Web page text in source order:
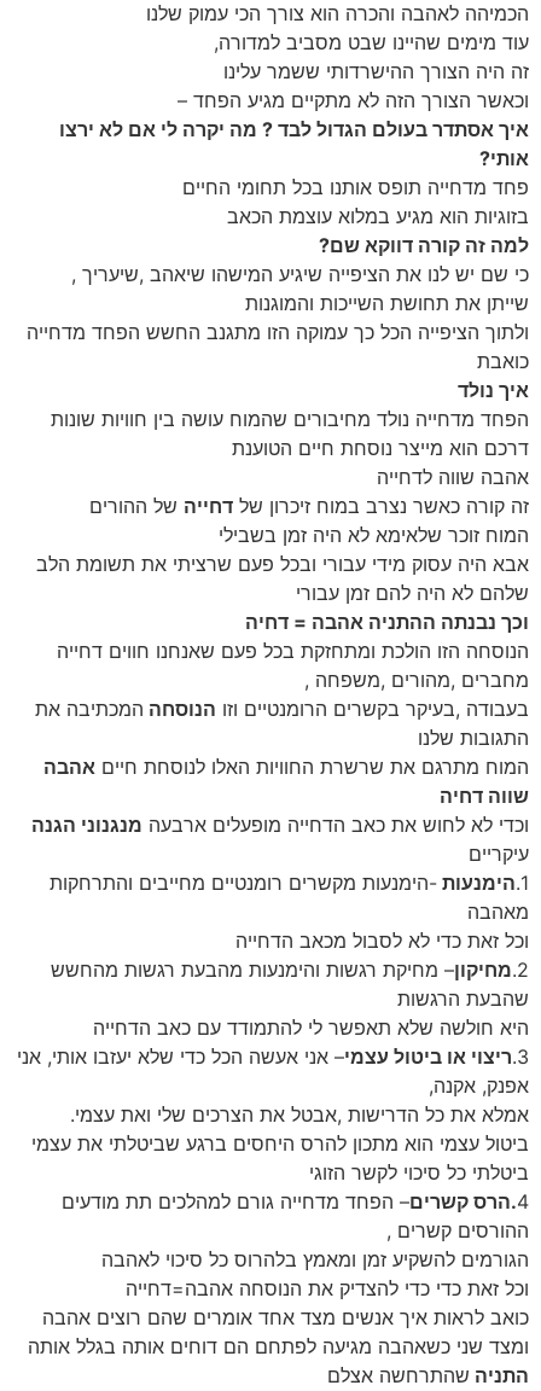
הכמיהה לאהבה והכרה הוא צורך הכי עמוק שלנו
עוד מימים שהיינו שבט מסביב למדורה,
זה היה הצורך ההישרדותי ששמר עלינו
וכאשר הצורך הזה לא מתקיים מגיע הפחד –
איך אסתדר בעולם הגדול לבד ? מה יקרה לי אם לא ירצו
אותי?
פחד מדחייה תופס אותנו בכל תחומי החיים
בזוגיות הוא מגיע במלוא עוצמת הכאב
למה זה קורה דווקא שם?
כי שם יש לנו את הציפייה שיגיע המישהו שיאהב ,שיעריך ,
שייתן את תחושת השייכות והמוגנות
ולתוך הציפייה הכל כך עמוקה הזו מתגנב החשש הפחד מדחייה
כואבת
איך נולד
הפחד מדחייה נולד מחיבורים שהמוח עושה בין חוויות שונות
דרכם הוא מייצר נוסחת חיים הטוענת
אהבה שווה לדחייה
זה קורה כאשר נצרב במוח זיכרון של דחייה של ההורים
המוח זוכר שלאימא לא היה זמן בשבילי
אבא היה עסוק מידי עבורי ובכל פעם שרציתי את תשומת הלב
שלהם לא היה להם זמן עבורי
וכך נבנתה ההתניה אהבה = דחיה
הנוסחה הזו הולכת ומתחזקת בכל פעם שאנחנו חווים דחייה
מחברים ,מהורים ,משפחה ,
בעבודה ,בעיקר בקשרים הרומנטיים וזו הנוסחה המכתיבה את
התגובות שלנו
המוח מתרגם את שרשרת החוויות האלו לנוסחת חיים אהבה
שווה דחיה
וכדי לא לחוש את כאב הדחייה מופעלים ארבעה מנגנוני הגנה
עיקריים
1. הימנעות -הימנעות מקשרים רומנטיים מחייבים והתרחקות
מאהבה
וכל זאת כדי לא לסבול מכאב הדחייה
2. מחיקון– מחיקת רגשות והימנעות מהבעת רגשות מהחשש
שהבעת הרגשות
היא חולשה שלא תאפשר לי להתמודד עם כאב הדחייה
3. ריצוי או ביטול עצמי– אני אעשה הכל כדי שלא יעזבו אותי, אני
אפנק, אקנה,
אמלא את כל הדרישות ,אבטל את הצרכים שלי ואת עצמי.
ביטול עצמי הוא מתכון להרס היחסים ברגע שביטלתי את עצמי
ביטלתי כל סיכוי לקשר הזוגי
4.הרס קשרים– הפחד מדחייה גורם למהלכים תת מודעים
ההורסים קשרים ,
הגורמים להשקיע זמן ומאמץ בלהרוס כל סיכוי לאהבה
וכל זאת כדי כדי להצדיק את הנוסחה אהבה=דחייה
כואב לראות איך אנשים מצד אחד אומרים שהם רוצים אהבה
ומצד שני כשאהבה מגיעה לפתחם הם דוחים אותה בגלל אותה
התניה שהתרחשה אצלם